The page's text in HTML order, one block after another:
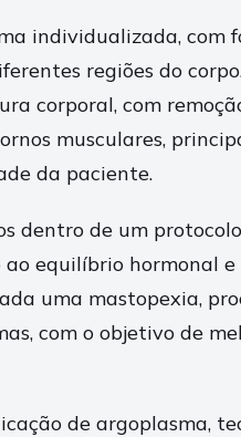
individualizada, com
regiões do
corporal, com
musculares,
da paciente.
dentro de um
equilíbrio hormonal
uma mastopexia,
com o objetivo de
de argoplasma,